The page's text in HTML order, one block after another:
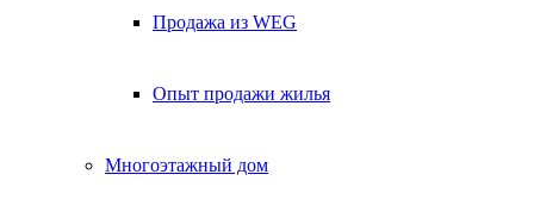
Продажа из WEG
Опыт продажи жилья
Многоэтажный дом